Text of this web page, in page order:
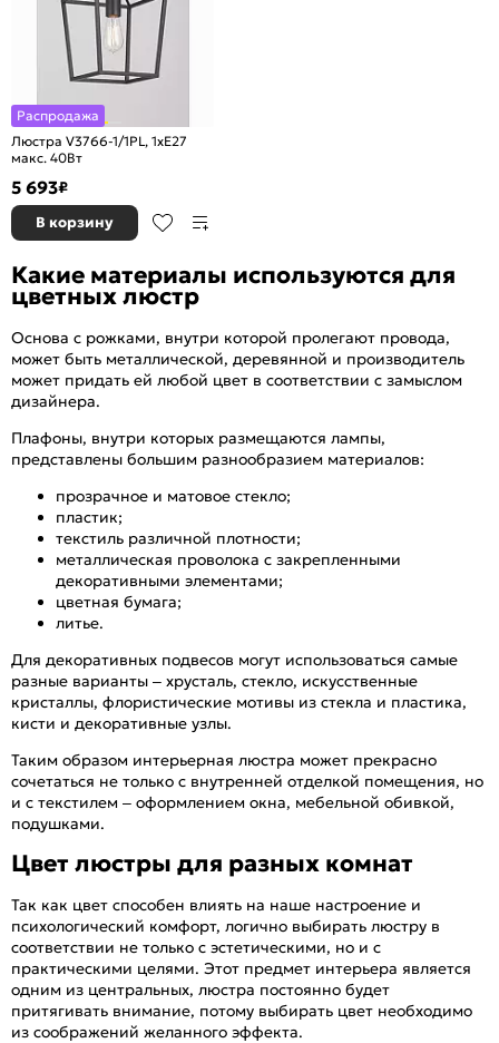
Распродажа
Люстра V3766-1/1PL, 1xE27
макс. 40Вт
5 693₽
В корзину
Какие материалы используются для
цветных люстр
Основа с рожками, внутри которой пролегают провода,
может быть металлической, деревянной и производитель
может придать ей любой цвет в соответствии с замыслом
дизайнера.
Плафоны, внутри которых размещаются лампы,
представлены большим разнообразием материалов:
прозрачное и матовое стекло;
пластик;
текстиль различной плотности;
металлическая проволока с закрепленными
декоративными элементами;
цветная бумага;
литье.
Для декоративных подвесов могут использоваться самые
разные варианты – хрусталь, стекло, искусственные
кристаллы, флористические мотивы из стекла и пластика,
кисти и декоративные узлы.
Таким образом интерьерная люстра может прекрасно
сочетаться не только с внутренней отделкой помещения, но
и с текстилем – оформлением окна, мебельной обивкой,
подушками.
Цвет люстры для разных комнат
Так как цвет способен влиять на наше настроение и
психологический комфорт, логично выбирать люстру в
соответствии не только с эстетическими, но и с
практическими целями. Этот предмет интерьера является
одним из центральных, люстра постоянно будет
притягивать внимание, потому выбирать цвет необходимо
из соображений желанного эффекта.